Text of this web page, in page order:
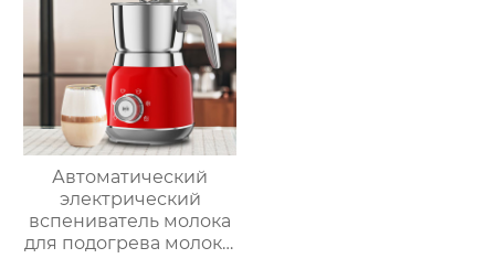
Автоматический
электрический
вспениватель молока
для подогрева молока,